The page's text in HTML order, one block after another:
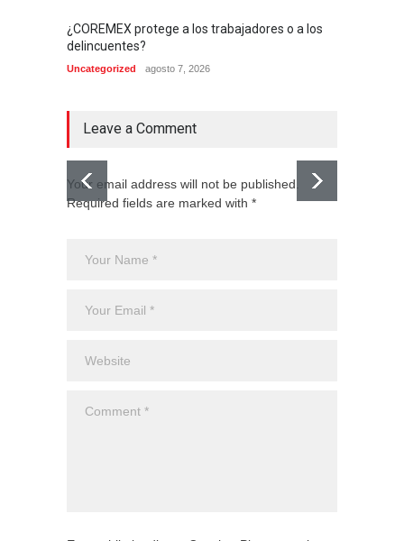
¿COREMEX protege a los trabajadores o a los
delincuentes?
Uncategorized agosto 7, 2026
Leave a Comment
Your email address will not be published.
Required fields are marked with *